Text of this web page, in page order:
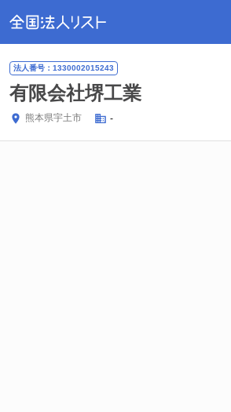
法人番号：1330002015243
有限会社堺工業
熊本県宇土市 -